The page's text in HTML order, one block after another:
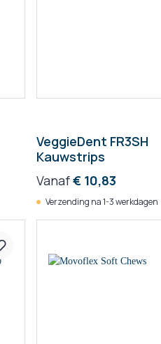
VeggieDent FR3SH
Kauwstrips
Vanaf€ 10,83
Verzending na 1-3 werkdagen